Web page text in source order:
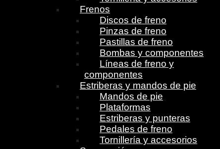
Frenos
Discos de freno
Pinzas de freno
Pastillas de freno
Bombas y componentes
Líneas de freno y
componentes
Estriberas y mandos de pie
Mandos de pie
Plataformas
Estriberas y punteras
Pedales de freno
Tornillería y accesorios